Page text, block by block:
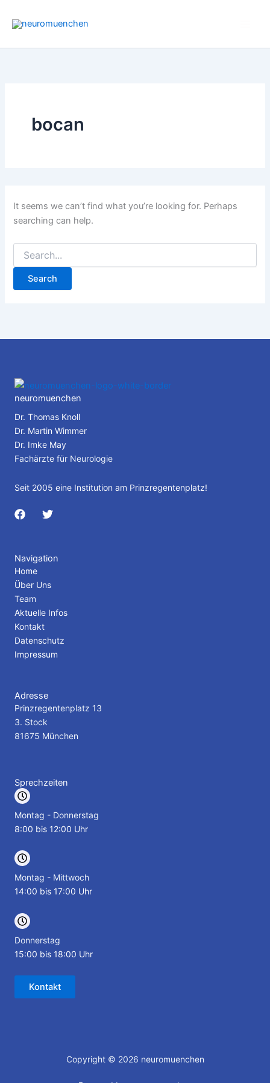
bocan
It seems we can’t find what you’re looking for. Perhaps
searching can help.
for:
neuromuenchen
Dr. Thomas Knoll
Dr. Martin Wimmer
Dr. Imke May
Fachärzte für Neurologie
Seit 2005 eine Institution am Prinzregentenplatz!
F
b
o
o
k
T
t
Navigation
Home
Über Uns
Team
Aktuelle Infos
Kontakt
Datenschutz
Impressum
Adresse
Prinzregentenplatz 13
3. Stock
81675 München
Sprechzeiten
Montag - Donnerstag
8:00 bis 12:00 Uhr
Montag - Mittwoch
14:00 bis 17:00 Uhr
Donnerstag
15:00 bis 18:00 Uhr
Kontakt
Copyright © 2026 neuromuenchen